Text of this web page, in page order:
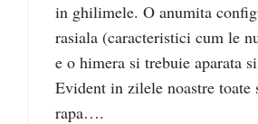
in ghilimele. O anumita
rasiala (caracteristici cum le
e o himera si trebuie aparata
Evident in zilele noastre toate
rapa….